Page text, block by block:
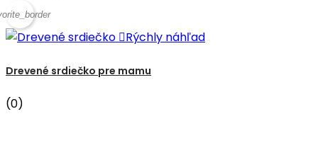
Rýchly náhľad
Drevené srdiečko pre mamu
(0)